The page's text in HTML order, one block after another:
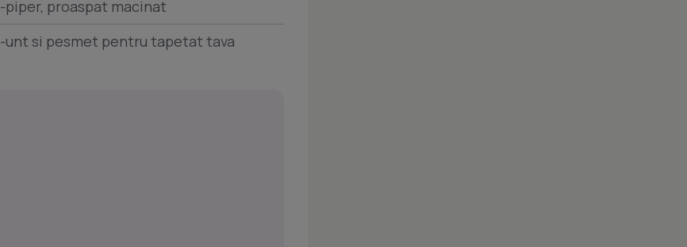
-piper, proaspat macinat
-unt si pesmet pentru tapetat tava